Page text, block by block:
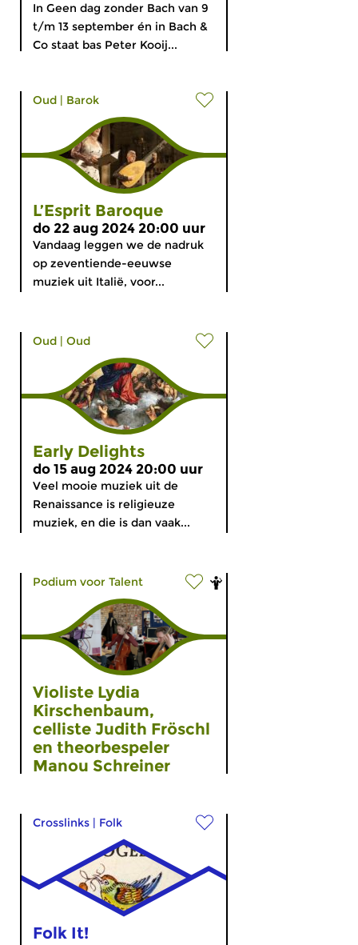
In Geen dag zonder Bach van 9
t/m 13 september én in Bach &
Co staat bas Peter Kooij...
Oud | Barok
L’Esprit Baroque
do 22 aug 2024 20:00 uur
Vandaag leggen we de nadruk
op zeventiende-eeuwse
muziek uit Italië, voor...
Oud | Oud
Early Delights
do 15 aug 2024 20:00 uur
Veel mooie muziek uit de
Renaissance is religieuze
muziek, en die is dan vaak...
Podium voor Talent
Violiste Lydia
Kirschenbaum,
celliste Judith Fröschl
en theorbespeler
Manou Schreiner
Crosslinks | Folk
Folk It!